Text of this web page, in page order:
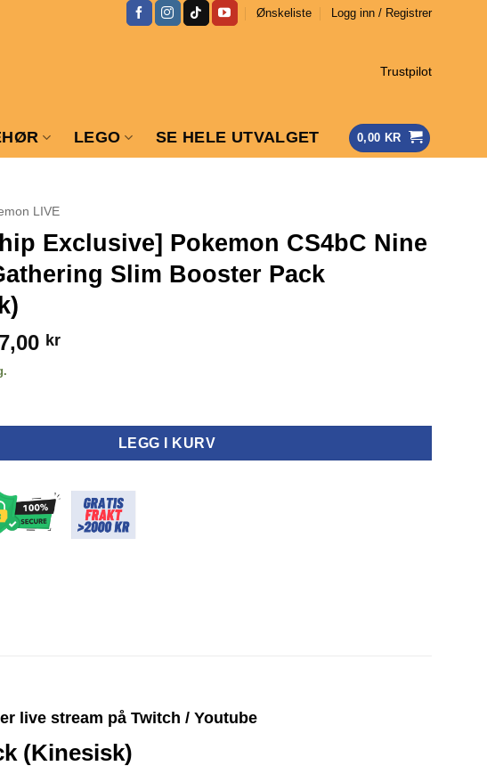
Ønskeliste Logg inn / Registrer
Trustpilot
LEGO SE HELE UTVALGET 0,00 KR
LIVE
Exclusive] Pokemon CS4bC Nine
Slim Booster Pack
krNåværende
Pokemon CS4bC Nine Colors Gathering Slim Booster Pack (Kinesisk)
LEGG I KURV
live stream på Twitch / Youtube
(Kinesisk)